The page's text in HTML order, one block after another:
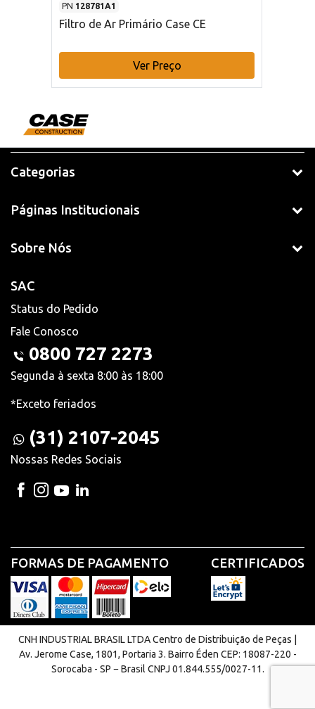
PN 128781A1
Filtro de Ar Primário Case CE
Ver Preço
Categorias
Páginas Institucionais
Sobre Nós
SAC
Status do Pedido
Fale Conosco
0800 727 2273
Segunda à sexta 8:00 às 18:00
*Exceto feriados
(31) 2107-2045
Nossas Redes Sociais
FORMAS DE PAGAMENTO CERTIFICADOS
CNH INDUSTRIAL BRASIL LTDA Centro de Distribuição de Peças |
Av. Jerome Case, 1801, Portaria 3. Bairro Éden CEP: 18087-220 -
Sorocaba - SP − Brasil CNPJ 01.844.555/0027-11.